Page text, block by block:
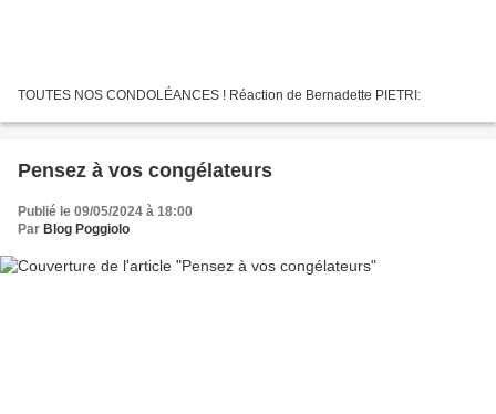
TOUTES NOS CONDOLÉANCES ! Réaction de Bernadette PIETRI:
Pensez à vos congélateurs
Publié le 09/05/2024 à 18:00
Par Blog Poggiolo